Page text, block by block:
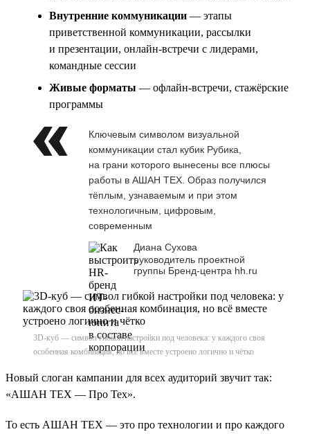
Внутренние коммуникации — этапы
приветственной коммуникации, рассылки
и презентации, онлайн-встречи с лидерами,
командные сессии
Живые форматы — офлайн-встречи, стажёрские
программы
Ключевым символом визуальной
коммуникации стал кубик Рубика,
на грани которого вынесены все плюсы
работы в АШАН ТЕХ. Образ получился
тёплым, узнаваемым и при этом
технологичным, цифровым,
современным
Диана Сухова
руководитель проектной
группы Бренд-центра hh.ru
3D-куб — символ гибкой настройки под человека: у каждого своя
особенная комбинация, но всё вместе устроено логично и чётко
Новый слоган кампании для всех аудиторий звучит так:
«АШАН ТЕХ — Про Тех».
То есть АШАН ТЕХ — это про технологии и про каждого